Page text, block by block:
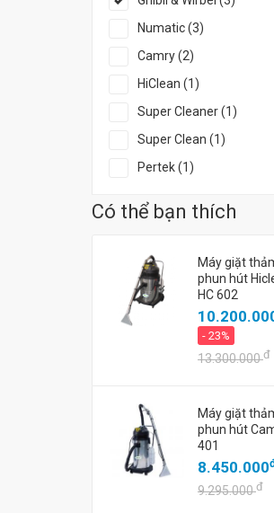
Numatic (3)
Camry (2)
HiClean (1)
Super Cleaner (1)
Super Clean (1)
Pertek (1)
Có thể bạn thích
Máy giặt
phun hút
HC 602
- 23%
13.300.000đ
Máy giặt
phun hút
401
8.450.000
9.295.000đ